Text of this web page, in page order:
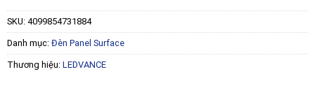
SKU: 4099854731884
Danh mục: Đèn Panel Surface
Thương hiệu: LEDVANCE